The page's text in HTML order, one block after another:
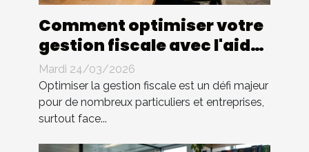
Comment optimiser votre
gestion fiscale avec l'aide
d'un expert ?
Mardi 24/03/2026
Optimiser la gestion fiscale est un défi majeur
pour de nombreux particuliers et entreprises,
surtout face...